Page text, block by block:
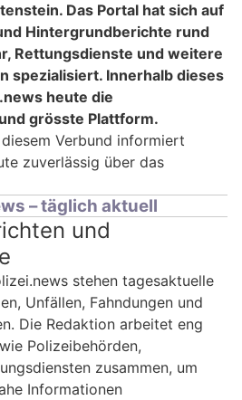
Das Portal hat sich auf
Hintergrundberichte rund
Rettungsdienste und weitere
spezialisiert. Innerhalb dieses
heute die
grösste Plattform.
Verbund informiert
zuverlässig über das
– täglich aktuell
und
stehen tagesaktuelle
Unfällen, Fahndungen und
Die Redaktion arbeitet eng
Polizeibehörden,
zusammen, um
Informationen